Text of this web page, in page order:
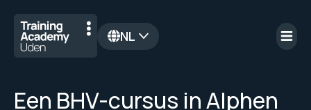
NL
Een BHV-cursus in Alphen